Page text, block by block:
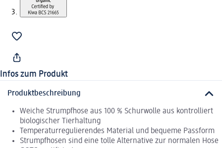
Infos zum Produkt
Produktbeschreibung
Weiche Strumpfhose aus 100 % Schurwolle aus kontrolliert
biologischer Tierhaltung
Temperaturregulierendes Material und bequeme Passform
Strumpfhosen sind eine tolle Alternative zur normalen Hose